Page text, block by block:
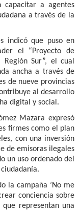
capacitar a agentes
a través de la
indicó que puso en
el “Proyecto de
Sur”, el cual
ancha a través de
de nueve provincias
al desarrollo
digital y social.
Mazara expresó
firmes como el plan
con una inversión
de emisoras ilegales
un uso ordenado del
la campaña ’No me
conciencia sobre
representan una